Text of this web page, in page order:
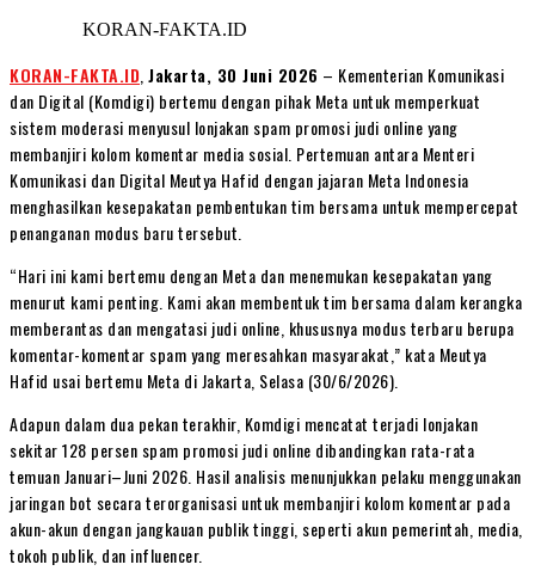
KORAN-FAKTA.ID
KORAN-FAKTA.ID Jakarta, 30 Juni 2026 – Kementerian Komunikasi
dan Digital (Komdigi) bertemu dengan pihak Meta untuk memperkuat
sistem moderasi menyusul lonjakan spam promosi judi online yang
membanjiri kolom komentar media sosial. Pertemuan antara Menteri
Komunikasi dan Digital Meutya Hafid dengan jajaran Meta Indonesia
menghasilkan kesepakatan pembentukan tim bersama untuk mempercepat
penanganan modus baru tersebut.
“Hari ini kami bertemu dengan Meta dan menemukan kesepakatan yang
menurut kami penting. Kami akan membentuk tim bersama dalam kerangka
memberantas dan mengatasi judi online, khususnya modus terbaru berupa
komentar-komentar spam yang meresahkan masyarakat,” kata Meutya
Hafid usai bertemu Meta di Jakarta, Selasa (30/6/2026).
Adapun dalam dua pekan terakhir, Komdigi mencatat terjadi lonjakan
sekitar 128 persen spam promosi judi online dibandingkan rata-rata
temuan Januari–Juni 2026. Hasil analisis menunjukkan pelaku menggunakan
jaringan bot secara terorganisasi untuk membanjiri kolom komentar pada
akun-akun dengan jangkauan publik tinggi, seperti akun pemerintah, media,
tokoh publik, dan influencer.